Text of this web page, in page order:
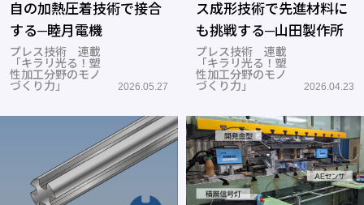
自の加熱圧着技術で接合
する─睦月電機
プレス技術 連載
「キラリ光る！塑
性加工分野のモノ
づくり力」
2026.05.27
ス成形技術で先進材料に
も挑戦する─山田製作所
プレス技術 連載
「キラリ光る！塑
性加工分野のモノ
づくり力」
2026.04.23